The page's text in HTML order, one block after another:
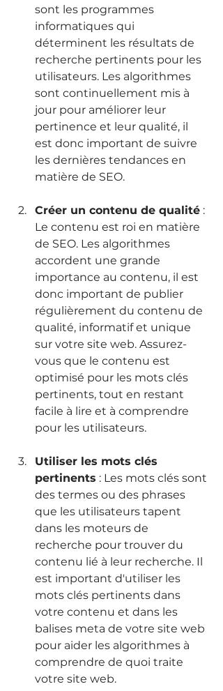
sont les programmes
informatiques qui
déterminent les résultats de
recherche pertinents pour les
utilisateurs. Les algorithmes
sont continuellement mis à
jour pour améliorer leur
pertinence et leur qualité, il
est donc important de suivre
les dernières tendances en
matière de SEO.
Créer un contenu de qualité :
Le contenu est roi en matière
de SEO. Les algorithmes
accordent une grande
importance au contenu, il est
donc important de publier
régulièrement du contenu de
qualité, informatif et unique
sur votre site web. Assurez-
vous que le contenu est
optimisé pour les mots clés
pertinents, tout en restant
facile à lire et à comprendre
pour les utilisateurs.
Utiliser les mots clés
pertinents : Les mots clés sont
des termes ou des phrases
que les utilisateurs tapent
dans les moteurs de
recherche pour trouver du
contenu lié à leur recherche. Il
est important d'utiliser les
mots clés pertinents dans
votre contenu et dans les
balises meta de votre site web
pour aider les algorithmes à
comprendre de quoi traite
votre site web.